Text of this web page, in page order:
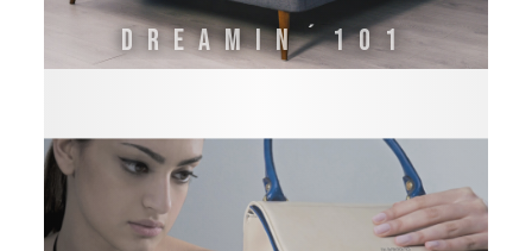
DREAMIN´101